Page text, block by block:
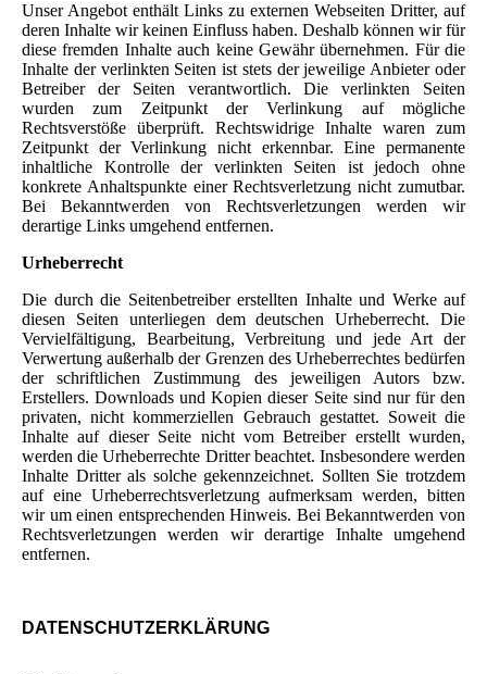
Unser Angebot enthält Links zu externen Webseiten Dritter, auf
deren Inhalte wir keinen Einfluss haben. Deshalb können wir für
diese fremden Inhalte auch keine Gewähr übernehmen. Für die
Inhalte der verlinkten Seiten ist stets der jeweilige Anbieter oder
Betreiber der Seiten verantwortlich. Die verlinkten Seiten
wurden zum Zeitpunkt der Verlinkung auf mögliche
Rechtsverstöße überprüft. Rechtswidrige Inhalte waren zum
Zeitpunkt der Verlinkung nicht erkennbar. Eine permanente
inhaltliche Kontrolle der verlinkten Seiten ist jedoch ohne
konkrete Anhaltspunkte einer Rechtsverletzung nicht zumutbar.
Bei Bekanntwerden von Rechtsverletzungen werden wir
derartige Links umgehend entfernen.
Urheberrecht
Die durch die Seitenbetreiber erstellten Inhalte und Werke auf
diesen Seiten unterliegen dem deutschen Urheberrecht. Die
Vervielfältigung, Bearbeitung, Verbreitung und jede Art der
Verwertung außerhalb der Grenzen des Urheberrechtes bedürfen
der schriftlichen Zustimmung des jeweiligen Autors bzw.
Erstellers. Downloads und Kopien dieser Seite sind nur für den
privaten, nicht kommerziellen Gebrauch gestattet. Soweit die
Inhalte auf dieser Seite nicht vom Betreiber erstellt wurden,
werden die Urheberrechte Dritter beachtet. Insbesondere werden
Inhalte Dritter als solche gekennzeichnet. Sollten Sie trotzdem
auf eine Urheberrechtsverletzung aufmerksam werden, bitten
wir um einen entsprechenden Hinweis. Bei Bekanntwerden von
Rechtsverletzungen werden wir derartige Inhalte umgehend
entfernen.
DATENSCHUTZERKLÄRUNG